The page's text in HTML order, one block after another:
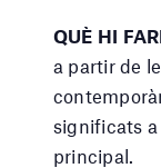
QUÈ HI
a partir de
significats a
principal.